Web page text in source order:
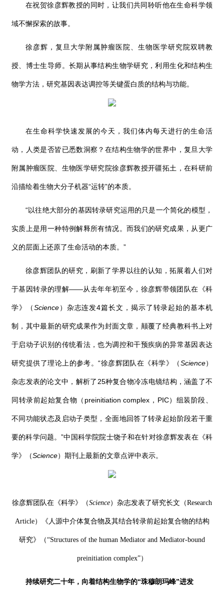
在祝贺徐彦辉教授的同时，让我们共同聆听他在生命科学领
域不懈探索的故事。
徐彦辉，复旦大学附属肿瘤医院、生物医学研究院双聘教
授、博士生导师。长期从事结构生物学研究，利用生化和结构生
物学方法，研究基因表达调控等关键蛋白质的结构与功能。
在生命科学快速发展的今天，我们体内每天进行的生命活
动，人类是否皆已悉数洞察？在结构生物学的世界中，复旦大学
附属肿瘤医院、生物医学研究院徐彦辉教授开疆拓土，在科研前
沿描绘着生物大分子机器“运转”的本质。
“以往绝大部分的基因转录研究运用的只是一个简化的模型，
实质上是用一种特例解释所有情况。而我们的研究成果，从更广
义的层面上还原了生命活动的本质。”
徐彦辉团队的研究，刷新了学界以往的认知，拓展着人们对
于基因转录的理解——从去年年初至今，徐彦辉带领团队在《科
学》（Science）杂志连发4篇长文，揭示了转录起始的基本机
制，其中最新的研究成果作为封面文章，颠覆了经典教科书上对
于启动子识别的传统看法，也为调控和干预疾病的异常基因表达
研究提供了理论上的参考。“徐彦辉团队在《科学》（Science）
杂志发表的论文中，解析了 25种复合物冷冻电镜结构，涵盖了不
同转录前起始复合物（ preinitiation complex ， PIC）组装阶段、
不同功能状态及启动子类型，全面地回答了转录起始阶段若干重
要的科学问题。”中国科学院院士饶子和在针对徐彦辉发表在《科
学》（Science）期刊上最新的文章点评中表示。
徐彦辉团队在《科学》（Science）杂志发表了研究长文（Research
Article）《人源中介体复合物及其结合转录前起始复合物的结构
研究》（“Structures of the human Mediator and Mediator-bound
preinitiation complex”）
持续研究二十年，向着结构生物学的“珠穆朗玛峰”进发